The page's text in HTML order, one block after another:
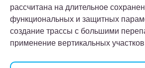
рассчитана на длительное
функциональных и защитных
создание трассы с большими
применение вертикальных